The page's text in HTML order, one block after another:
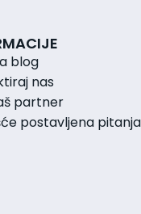
blog
nas
partner
postavljena pitanja